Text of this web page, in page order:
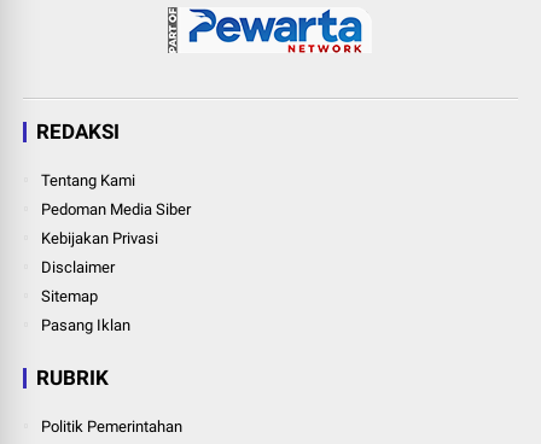
REDAKSI
Tentang Kami
Pedoman Media Siber
Kebijakan Privasi
Disclaimer
Sitemap
Pasang Iklan
RUBRIK
Politik Pemerintahan